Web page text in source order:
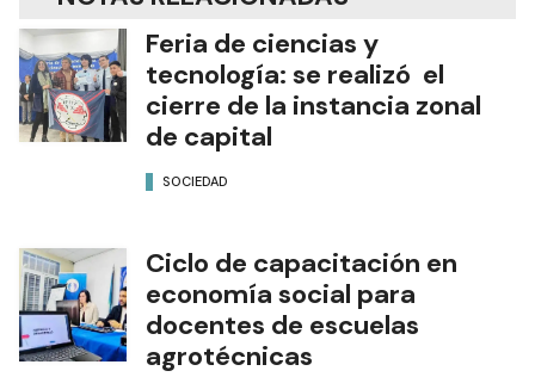
Feria de ciencias y
tecnología: se realizó el
cierre de la instancia zonal
de capital
SOCIEDAD
Ciclo de capacitación en
economía social para
docentes de escuelas
agrotécnicas